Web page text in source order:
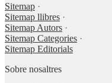
Sitemap ·
Sitemap llibres ·
Sitemap Autors ·
Sitemap Categories ·
Sitemap Editorials
Sobre nosaltres